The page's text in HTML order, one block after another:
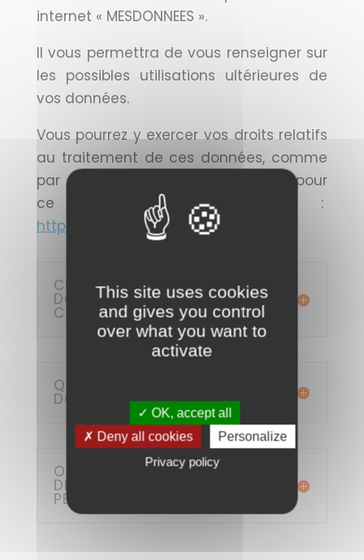
internet « MESDONNEES ».
Il vous permettra de vous renseigner sur
les possibles utilisations ultérieures de
vos données.
Vous pourrez y exercer vos droits relatifs
au traitement de ces données, comme
par exemple refuser leur utilisation pour
ce type de recherche :
https://mesdonnees.unicancer.fr/
COMBIEN DE TEMPS VOS
DONNÉES SONT-ELLES
CONSERVÉES ?
QUI A ACCÈS À VOS
DONNÉES ?
OPPOSITION À L'UTILISATION
DE VOS DONNÉES
PERSONNELLES À L'IPC
This site uses cookies
and gives you control
over what you want to
activate
✓ OK, accept all
✗ Deny all cookies
Personalize
Privacy policy